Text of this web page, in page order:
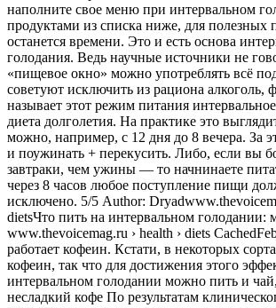
наполните свое меню при интервальном
продуктами из списка ниже, для полезных
останется времени. Это и есть основа
голодания. Ведь научные источники не
«пищевое окно» можно употреблять всё
советуют исключить из рациона алкоголь,
называет этот режим питания
диета долголетия. На практике это
можно, например, с 12 дня до 8 вечера. За
и поужинать + перекусить. Либо, если вы
завтраки, чем ужины — то начнинаете
через 8 часов любое поступление пищи
исключено. 5/5 Author:
dietsЧто пить на интервальном голодании:
www.thevoicemag.ru › health › diets
работает кофеин. Кстати, в некоторых
кофеин, так что для достижения этого
интервальном голодании можно пить и
несладкий кофе По результатам